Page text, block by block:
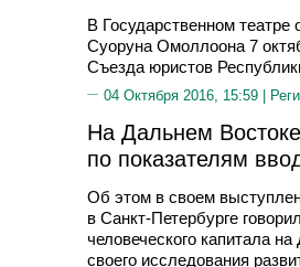
В Государственном
Суоруна Омоллоона 7
Съезда юристов
04 Октября 2016, 15:59 |
На Дальнем
по показателям
Об этом в своем
в Санкт-Петербурге
человеческого капитала
своего исследования